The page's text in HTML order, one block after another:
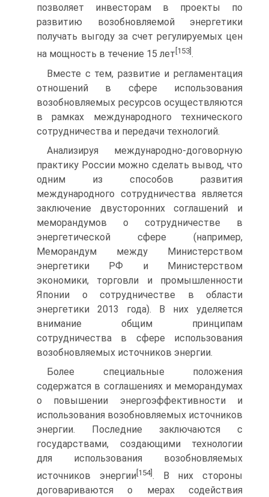
позволяет инвесторам в проекты по
развитию возобновляемой энергетики
получать выгоду за счет регулируемых цен
на мощность в течение 15 лет [153] .
Вместе с тем, развитие и регламентация
отношений в сфере использования
возобновляемых ресурсов осуществляются
в рамках международного технического
сотрудничества и передачи технологий.
Анализируя международно-договорную
практику России можно сделать вывод, что
одним из способов развития
международного сотрудничества является
заключение двусторонних соглашений и
меморандумов о сотрудничестве в
энергетической сфере (например,
Меморандум между Министерством
энергетики РФ и Министерством
экономики, торговли и промышленности
Японии о сотрудничестве в области
энергетики 2013 года). В них уделяется
внимание общим принципам
сотрудничества в сфере использования
возобновляемых источников энергии.
Более специальные положения
содержатся в соглашениях и меморандумах
о повышении энергоэффективности и
использования возобновляемых источников
энергии. Последние заключаются с
государствами, создающими технологии
для использования возобновляемых
источников энергии [154]. В них стороны
договариваются о мерах содействия